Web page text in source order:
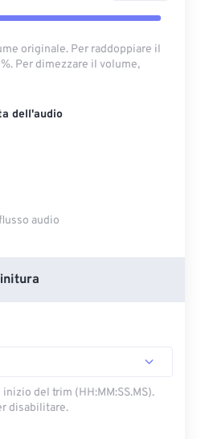
originale. Per raddoppiare il
Per dimezzare il volume,
dell'audio
audio
del trim (HH:MM:SS.MS).
disabilitare.